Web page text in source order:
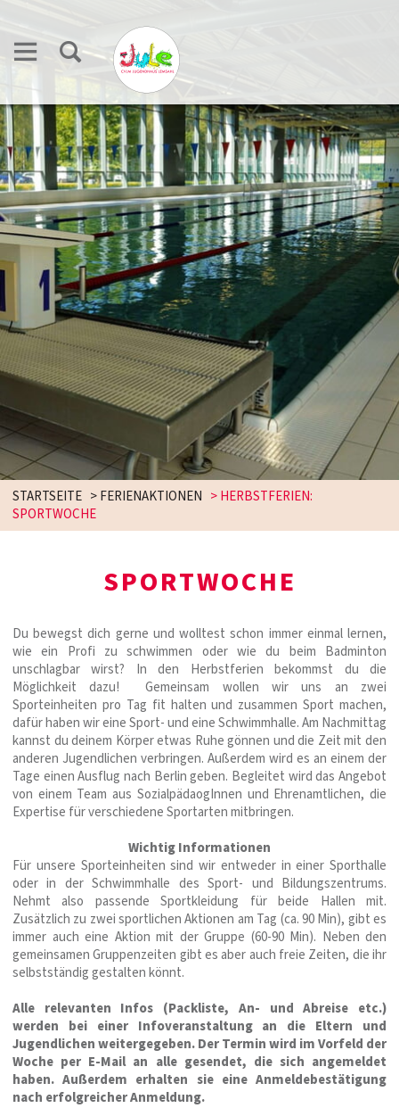
STARTSEITE >FERIENAKTIONEN >HERBSTFERIEN:
SPORTWOCHE
SPORTWOCHE
Du bewegst dich gerne und wolltest schon immer einmal lernen,
wie ein Profi zu schwimmen oder wie du beim Badminton
unschlagbar wirst? In den Herbstferien bekommst du die
Möglichkeit dazu! Gemeinsam wollen wir uns an zwei
Sporteinheiten pro Tag fit halten und zusammen Sport machen,
dafür haben wir eine Sport- und eine Schwimmhalle. Am Nachmittag
kannst du deinem Körper etwas Ruhe gönnen und die Zeit mit den
anderen Jugendlichen verbringen. Außerdem wird es an einem der
Tage einen Ausflug nach Berlin geben. Begleitet wird das Angebot
von einem Team aus SozialpädaogInnen und Ehrenamtlichen, die
Expertise für verschiedene Sportarten mitbringen.
Wichtig Informationen
Für unsere Sporteinheiten sind wir entweder in einer Sporthalle
oder in der Schwimmhalle des Sport- und Bildungszentrums.
Nehmt also passende Sportkleidung für beide Hallen mit.
Zusätzlich zu zwei sportlichen Aktionen am Tag (ca. 90 Min), gibt es
immer auch eine Aktion mit der Gruppe (60-90 Min). Neben den
gemeinsamen Gruppenzeiten gibt es aber auch freie Zeiten, die ihr
selbstständig gestalten könnt.
Alle relevanten Infos (Packliste, An- und Abreise etc.)
werden bei einer Infoveranstaltung an die Eltern und
Jugendlichen weitergegeben. Der Termin wird im Vorfeld der
Woche per E-Mail an alle gesendet, die sich angemeldet
haben. Außerdem erhalten sie eine Anmeldebestätigung
nach erfolgreicher Anmeldung.